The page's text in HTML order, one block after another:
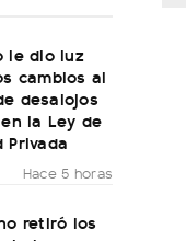
le dio luz
cambios al
desalojos
la Ley de
Privada
Hace 5 horas
retiró los